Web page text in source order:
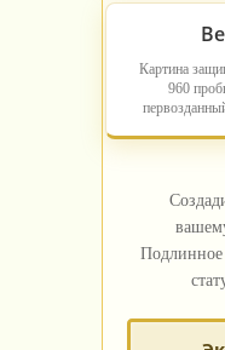
Картина
960
Подлинное